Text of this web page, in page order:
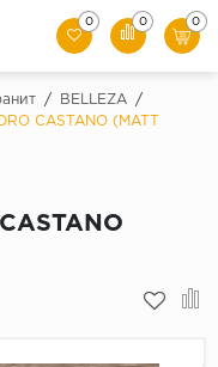
0 0 0
/ BELLEZA
/
CASTANO (MATT